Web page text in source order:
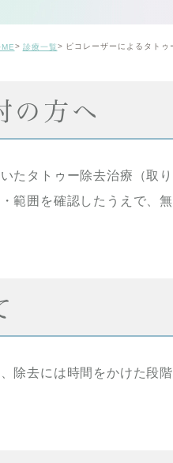
診療一覧 ピコレーザーによるタトゥ
の方へ
たタトゥー除去治療（取
範囲を確認したうえで、
除去には時間をかけた段